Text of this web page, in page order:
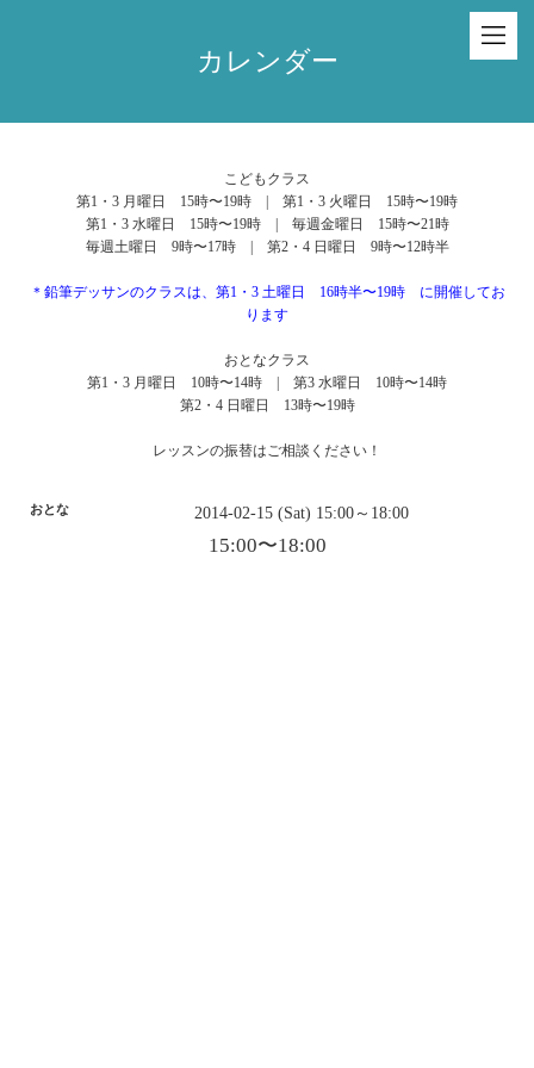
カレンダー
こどもクラス
第1・3 月曜日 15時〜19時 | 第1・3 火曜日 15時〜19時
第1・3 水曜日 15時〜19時 | 毎週金曜日 15時〜21時
毎週土曜日 9時〜17時 | 第2・4 日曜日 9時〜12時半
＊鉛筆デッサンのクラスは、第1・3 土曜日 16時半〜19時 に開催してお
ります
おとなクラス
第1・3 月曜日 10時〜14時 | 第3 水曜日 10時〜14時
第2・4 日曜日 13時〜19時
レッスンの振替はご相談ください！
おとな 2014-02-15 (Sat) 15:00～18:00
15:00〜18:00